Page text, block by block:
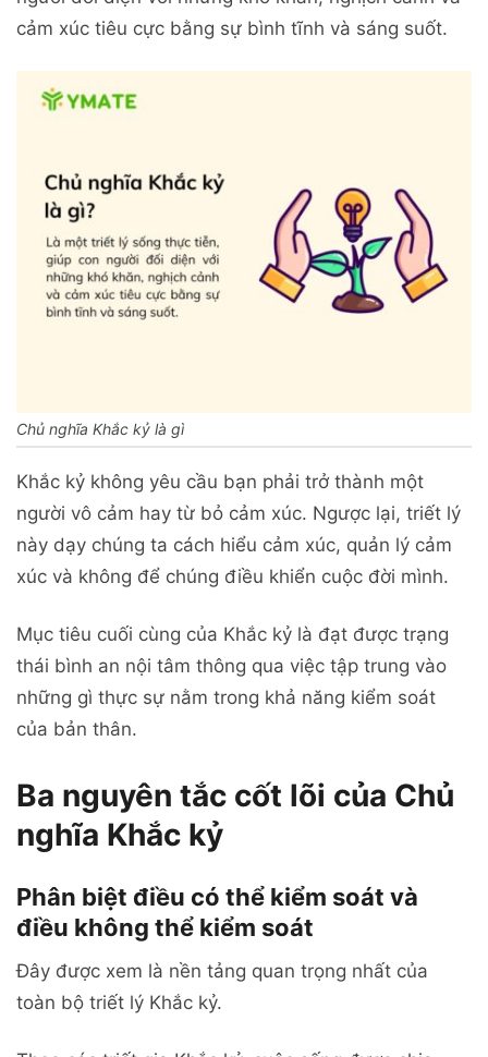
cảm xúc tiêu cực bằng sự bình tĩnh và sáng suốt.
Chủ nghĩa Khắc kỷ là gì
Khắc kỷ không yêu cầu bạn phải trở thành một
người vô cảm hay từ bỏ cảm xúc. Ngược lại, triết lý
này dạy chúng ta cách hiểu cảm xúc, quản lý cảm
xúc và không để chúng điều khiển cuộc đời mình.
Mục tiêu cuối cùng của Khắc kỷ là đạt được trạng
thái bình an nội tâm thông qua việc tập trung vào
những gì thực sự nằm trong khả năng kiểm soát
của bản thân.
Ba nguyên tắc cốt lõi của Chủ
nghĩa Khắc kỷ
Phân biệt điều có thể kiểm soát và
điều không thể kiểm soát
Đây được xem là nền tảng quan trọng nhất của
toàn bộ triết lý Khắc kỷ.